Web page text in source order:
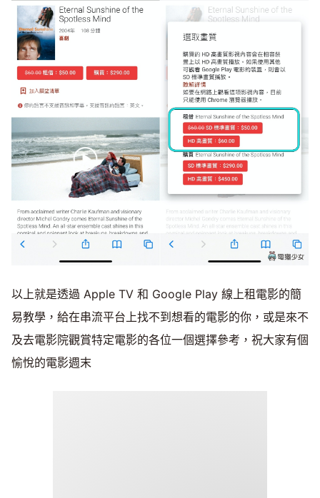
以上就是透過 Apple TV 和 Google Play 線上租電影的簡
易教學，給在串流平台上找不到想看的電影的你，或是來不
及去電影院觀賞特定電影的各位一個選擇參考，祝大家有個
愉悅的電影週末